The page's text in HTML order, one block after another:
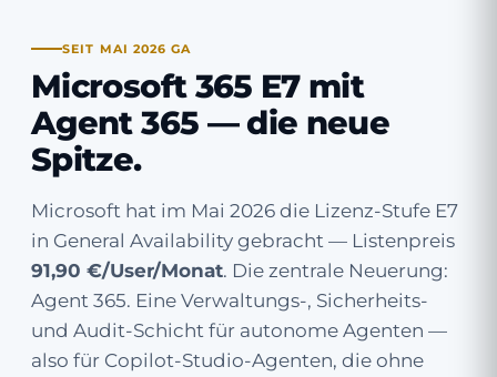
SEIT MAI 2026 GA
Microsoft 365 E7 mit
Agent 365 — die neue
Spitze.
Microsoft hat im Mai 2026 die Lizenz-Stufe E7
in General Availability gebracht — Listenpreis
91,90 €/User/Monat. Die zentrale Neuerung:
Agent 365. Eine Verwaltungs-, Sicherheits-
und Audit-Schicht für autonome Agenten —
also für Copilot-Studio-Agenten, die ohne